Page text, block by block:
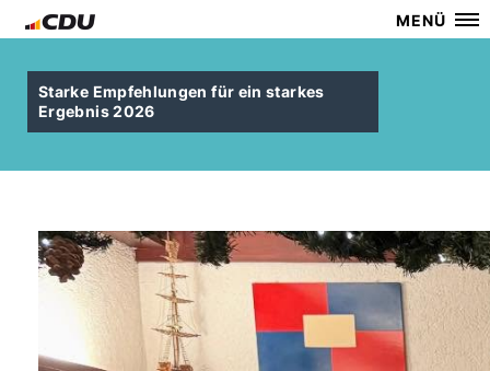
MENÜ
Starke Empfehlungen für ein starkes
Ergebnis 2026